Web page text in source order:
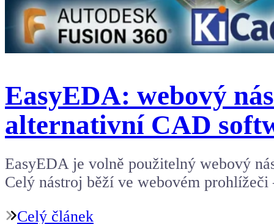
EasyEDA: webový
alternativní CAD
EasyEDA je volně použitelný webový
Celý nástroj běží ve webovém
Celý článek